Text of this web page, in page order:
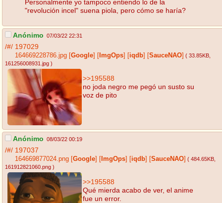
Personalmente yo tampoco entiendo lo de la
"revolución incel" suena piola, pero cómo se haría?
Anónimo 07/03/22 22:31
/#/ 197029
164669228786.jpg Google ImgOps iqdb SauceNAO ( 33.85KB
161256008931.jpg )
>>195588
no joda negro me pegó un susto su
voz de pito
Anónimo 08/03/22 00:19
/#/ 197037
164669877024.png Google ImgOps iqdb SauceNAO ( 484.65KB
161912821060.png )
>>195588
Qué mierda acabo de ver, el anime
fue un error.